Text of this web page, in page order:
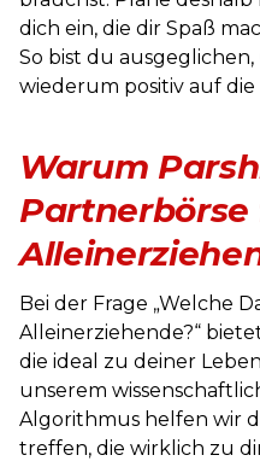
dich ein, die dir Spaß
So bist du
wiederum positiv auf
Warum
Partnerbörse
Bei der Frage „Welche
Alleinerziehende?“
die ideal zu deiner
unserem
Algorithmus helfen wir
treffen, die wirklich zu